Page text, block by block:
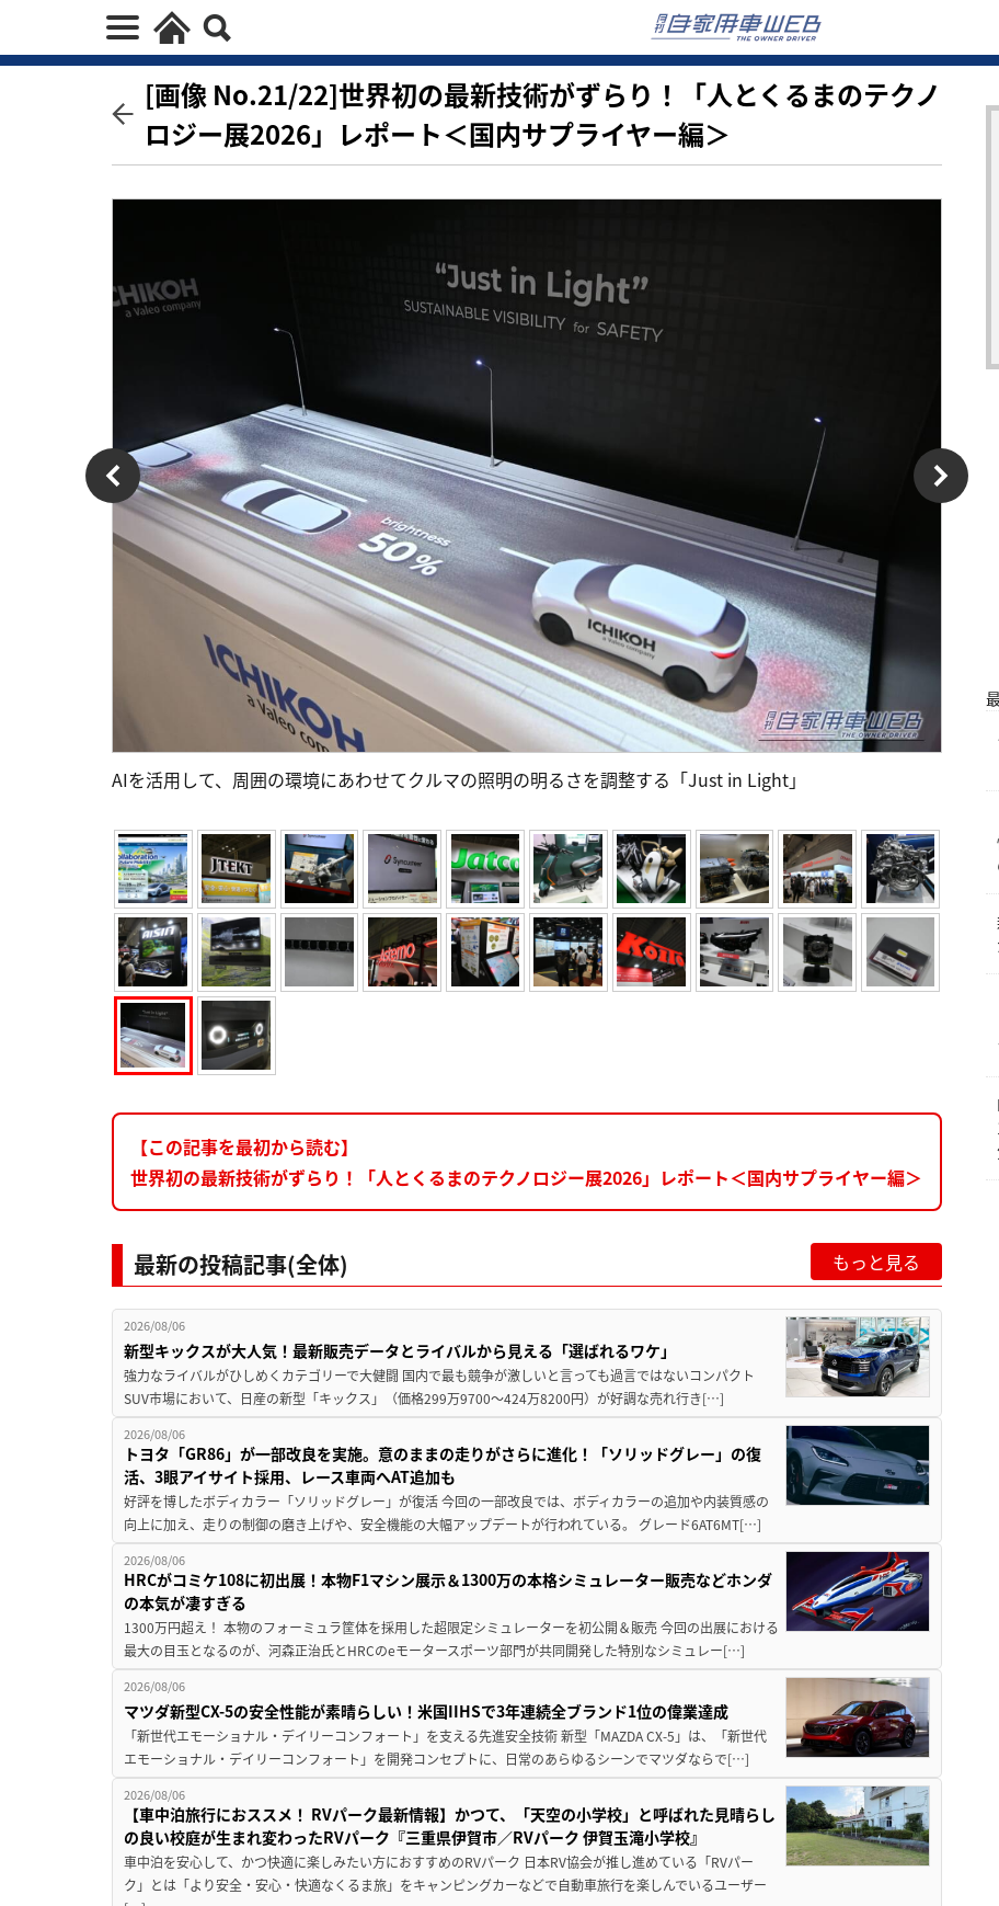
[画像 No.21/22]世界初の最新技術がずらり！「人とくるまのテクノ
ロジー展2026」レポート＜国内サプライヤー編＞
AIを活用して、周囲の環境にあわせてクルマの照明の明るさを調整する「Just in Light」
【この記事を最初から読む】
世界初の最新技術がずらり！「人とくるまのテクノロジー展2026」レポート＜国内サプライヤー編＞
最新の投稿記事(全体) もっと見る
2026/08/06
新型キックスが大人気！最新販売データとライバルから見える「選ばれるワケ」
強力なライバルがひしめくカテゴリーで大健闘 国内で最も競争が激しいと言っても過言ではないコンパクト
SUV市場において、日産の新型「キックス」（価格299万9700～424万8200円）が好調な売れ行き[…]
2026/08/06
トヨタ「GR86」が一部改良を実施。意のままの走りがさらに進化！「ソリッドグレー」の復
活、3眼アイサイト採用、レース車両へAT追加も
好評を博したボディカラー「ソリッドグレー」が復活 今回の一部改良では、ボディカラーの追加や内装質感の
向上に加え、走りの制御の磨き上げや、安全機能の大幅アップデートが行われている。 グレード6AT6MT[…]
2026/08/06
HRCがコミケ108に初出展！本物F1マシン展示＆1300万の本格シミュレーター販売などホンダ
の本気が凄すぎる
1300万円超え！ 本物のフォーミュラ筐体を採用した超限定シミュレーターを初公開＆販売 今回の出展における
最大の目玉となるのが、河森正治氏とHRCのeモータースポーツ部門が共同開発した特別なシミュレー[…]
2026/08/06
マツダ新型CX-5の安全性能が素晴らしい！米国IIHSで3年連続全ブランド1位の偉業達成
「新世代エモーショナル・デイリーコンフォート」を支える先進安全技術 新型「MAZDA CX-5」は、「新世代
エモーショナル・デイリーコンフォート」を開発コンセプトに、日常のあらゆるシーンでマツダならで[…]
2026/08/06
【車中泊旅行におススメ！ RVパーク最新情報】かつて、「天空の小学校」と呼ばれた見晴らし
の良い校庭が生まれ変わったRVパーク『三重県伊賀市／RVパーク 伊賀玉滝小学校』
車中泊を安心して、かつ快適に楽しみたい方におすすめのRVパーク 日本RV協会が推し進めている「RVパー
ク」とは「より安全・安心・快適なくるま旅」をキャンピングカーなどで自動車旅行を楽しんでいるユーザー